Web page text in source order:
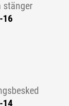
stänger
16
14